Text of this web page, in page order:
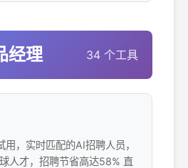
经理 34 个工具
，实时匹配的AI招聘人员，
人才，招聘节省高达58% 直